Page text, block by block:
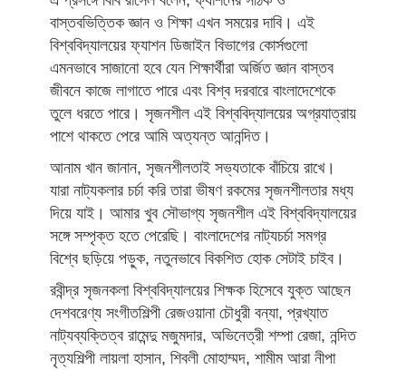
বাস্তবভিত্তিক জ্ঞান ও শিক্ষা এখন সময়ের দাবি। এই
বিশ্ববিদ্যালয়ের ফ্যাশন ডিজাইন বিভাগের কোর্সগুলো
এমনভাবে সাজানো হবে যেন শিক্ষার্থীরা অর্জিত জ্ঞান বাস্তব
জীবনে কাজে লাগাতে পারে এবং বিশ্ব দরবারে বাংলাদেশেকে
তুলে ধরতে পারে। সৃজনশীল এই বিশ্ববিদ্যালয়ের অগ্রযাত্রায়
পাশে থাকতে পেরে আমি অত্যন্ত আনন্দিত।
আনাম খান জানান, সৃজনশীলতাই সভ্যতাকে বাঁচিয়ে রাখে।
যারা নাট্যকলার চর্চা করি তারা ভীষণ রকমের সৃজনশীলতার মধ্য
দিয়ে যাই। আমার খুব সৌভাগ্য সৃজনশীল এই বিশ্ববিদ্যালয়ের
সঙ্গে সম্পৃক্ত হতে পেরেছি। বাংলাদেশের নাট্যচর্চা সমগ্র
বিশ্বে ছড়িয়ে পড়ুক, নতুনভাবে বিকশিত হোক সেটাই চাইব।
রবীন্দ্র সৃজনকলা বিশ্ববিদ্যালয়ের শিক্ষক হিসেবে যুক্ত আছেন
দেশবরেণ্য সংগীতশিল্পী রেজওয়ানা চৌধুরী বন্যা, প্রখ্যাত
নাট্যব্যক্তিত্ব রামেন্দু মজুমদার, অভিনেত্রী শম্পা রেজা, নন্দিত
নৃত্যশিল্পী লায়লা হাসান, শিবলী মোহাম্মদ, শামীম আরা নীপা